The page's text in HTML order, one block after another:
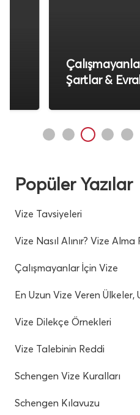
Çalışmayanlar İçin
Şartlar & Evraklar
Popüler Yazılar
Vize Tavsiyeleri
Vize Nasıl Alınır? Vize
Çalışmayanlar İçin Vize
En Uzun Vize Veren Ülkeler,
Vize Dilekçe Örnekleri
Vize Talebinin Reddi
Schengen Vize Kuralları
Schengen Kılavuzu